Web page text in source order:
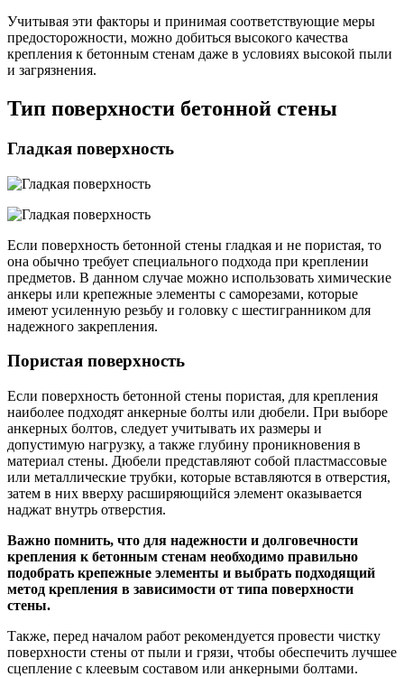
Учитывая эти факторы и принимая соответствующие меры
предосторожности, можно добиться высокого качества
крепления к бетонным стенам даже в условиях высокой пыли
и загрязнения.
Тип поверхности бетонной стены
Гладкая поверхность
Если поверхность бетонной стены гладкая и не пористая, то
она обычно требует специального подхода при креплении
предметов. В данном случае можно использовать химические
анкеры или крепежные элементы с саморезами, которые
имеют усиленную резьбу и головку с шестигранником для
надежного закрепления.
Пористая поверхность
Если поверхность бетонной стены пористая, для крепления
наиболее подходят анкерные болты или дюбели. При выборе
анкерных болтов, следует учитывать их размеры и
допустимую нагрузку, а также глубину проникновения в
материал стены. Дюбели представляют собой пластмассовые
или металлические трубки, которые вставляются в отверстия,
затем в них вверху расширяющийся элемент оказывается
наджат внутрь отверстия.
Важно помнить, что для надежности и долговечности
крепления к бетонным стенам необходимо правильно
подобрать крепежные элементы и выбрать подходящий
метод крепления в зависимости от типа поверхности
стены.
Также, перед началом работ рекомендуется провести чистку
поверхности стены от пыли и грязи, чтобы обеспечить лучшее
сцепление с клеевым составом или анкерными болтами.